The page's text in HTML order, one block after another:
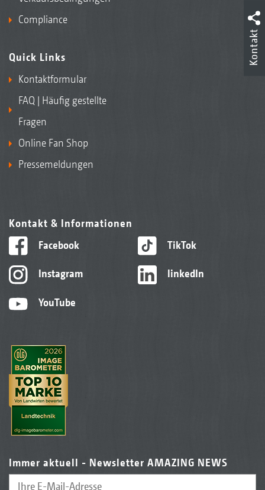
Compliance
Quick Links
Kontaktformular
FAQ | Häufig gestellte
Fragen
Online Fan Shop
Pressemeldungen
Kontakt & Informationen
Facebook
Instagram
YouTube
TikTok
linkedIn
Immer aktuell - Newsletter AMAZING NEWS
Kontakt